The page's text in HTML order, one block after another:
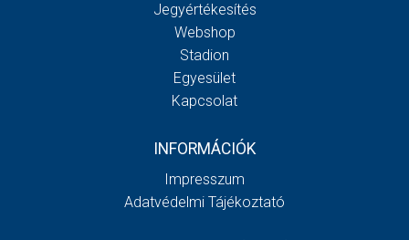
Jegyértékesítés
Webshop
Stadion
Egyesület
Kapcsolat
INFORMÁCIÓK
Impresszum
Adatvédelmi Tájékoztató